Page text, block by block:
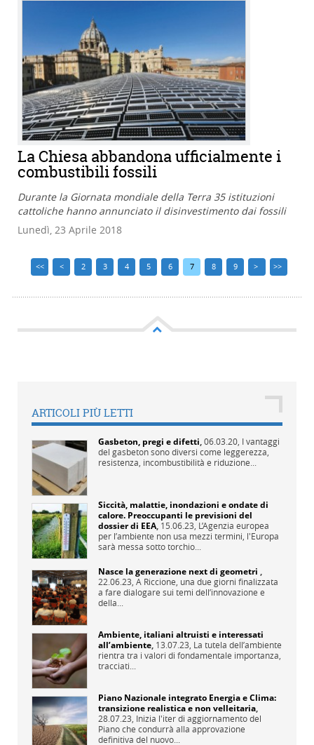
La Chiesa abbandona ufficialmente i
combustibili fossili
Durante la Giornata mondiale della Terra 35 istituzioni
cattoliche hanno annunciato il disinvestimento dai fossili
Lunedì, 23 Aprile 2018
<< < 2 3 4 5 6 7 8 9 > >>
ARTICOLI PIÙ LETTI
Gasbeton, pregi e difetti,06.03.20, I vantaggi
del gasbeton sono diversi come leggerezza,
resistenza, incombustibilità e riduzione...
Siccità, malattie, inondazioni e ondate di
calore. Preoccupanti le previsioni del
dossier di EEA, 15.06.23, L’Agenzia europea
per l’ambiente non usa mezzi termini, l'Europa
sarà messa sotto torchio...
Nasce la generazione next di geometri ,
22.06.23, A Riccione, una due giorni finalizzata
a fare dialogare sui temi dell’innovazione e
della...
Ambiente, italiani altruisti e interessati
all’ambiente, 13.07.23, La tutela dell’ambiente
rientra tra i valori di fondamentale importanza,
tracciati...
Piano Nazionale integrato Energia e Clima:
transizione realistica e non velleitaria,
28.07.23, Inizia l'iter di aggiornamento del
Piano che condurrà alla approvazione
definitiva del nuovo...